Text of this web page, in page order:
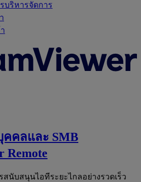
บริหารจัดการ
คคลและ SMB
Remote
สนับสนุนไอทีระยะไกลอย่างรวดเร็ว